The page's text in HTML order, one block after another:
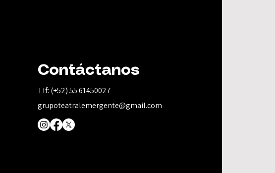
Contáctanos
Tlf: (+52) 55 61450027
grupoteatralemergente@gmail.com